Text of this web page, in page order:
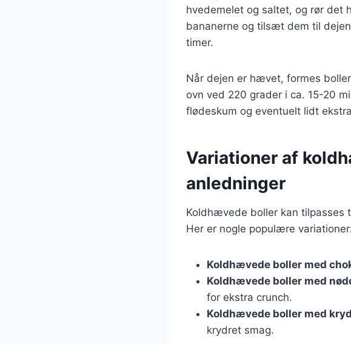
hvedemelet og saltet, og rør det
bananerne og tilsæt dem til
timer.
Når dejen er hævet, formes
ovn ved 220 grader i ca. 15-20
flødeskum og eventuelt lidt
Variationer af
anledninger
Koldhævede boller kan tilpasses
Her er nogle populære
Koldhævede boller med
Koldhævede boller med
for ekstra crunch.
Koldhævede boller med
krydret smag.